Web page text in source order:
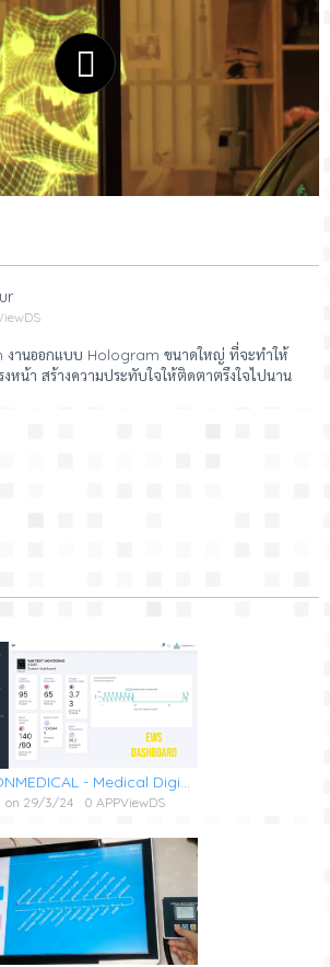
านออกแบบ Hologram ขนาดใหญ่ ที่จะทำให้
หน้า สร้างความประทับใจให้ติดตาตรึงใจไปนาน
- Medical Digi...
on 29/3/24 0 APPViewDS